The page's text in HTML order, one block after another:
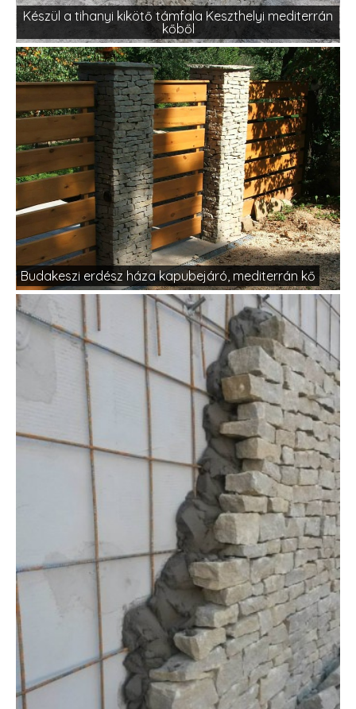
Készül a tihanyi kikötő támfala Keszthelyi mediterrán
kőből
Budakeszi erdész háza kapubejáró, mediterrán kő